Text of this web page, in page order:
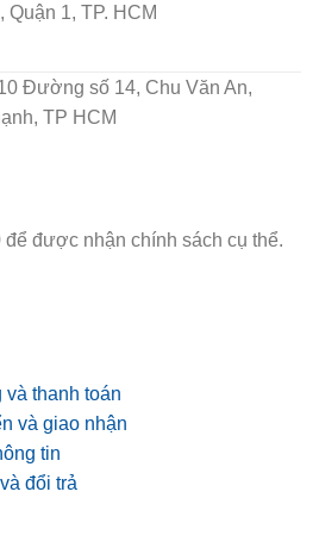
1, TP. HCM
Đường số 14, Chu Văn An,
TP HCM
để được nhận chính sách cụ thể.
thanh toán
và giao nhận
tin
đổi trả